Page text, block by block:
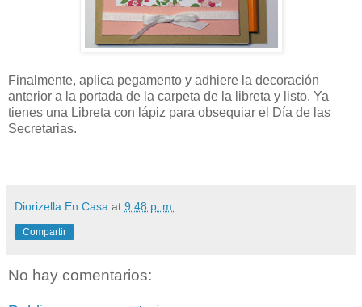
Finalmente, aplica pegamento y adhiere la decoración
anterior a la portada de la carpeta de la libreta y listo. Ya
tienes una Libreta con lápiz para obsequiar el Día de las
Secretarias.
Diorizella En Casa at 9:48 p. m.
Compartir
No hay comentarios: